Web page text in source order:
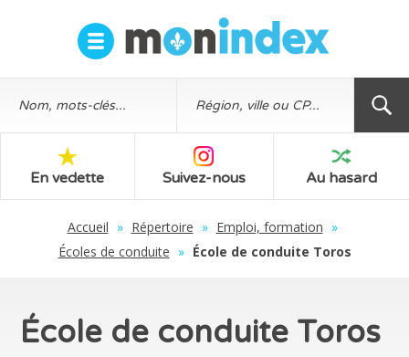
En vedette Suivez-nous Au hasard
Accueil » Répertoire » Emploi, formation »
Écoles de conduite » École de conduite Toros
École de conduite Toros